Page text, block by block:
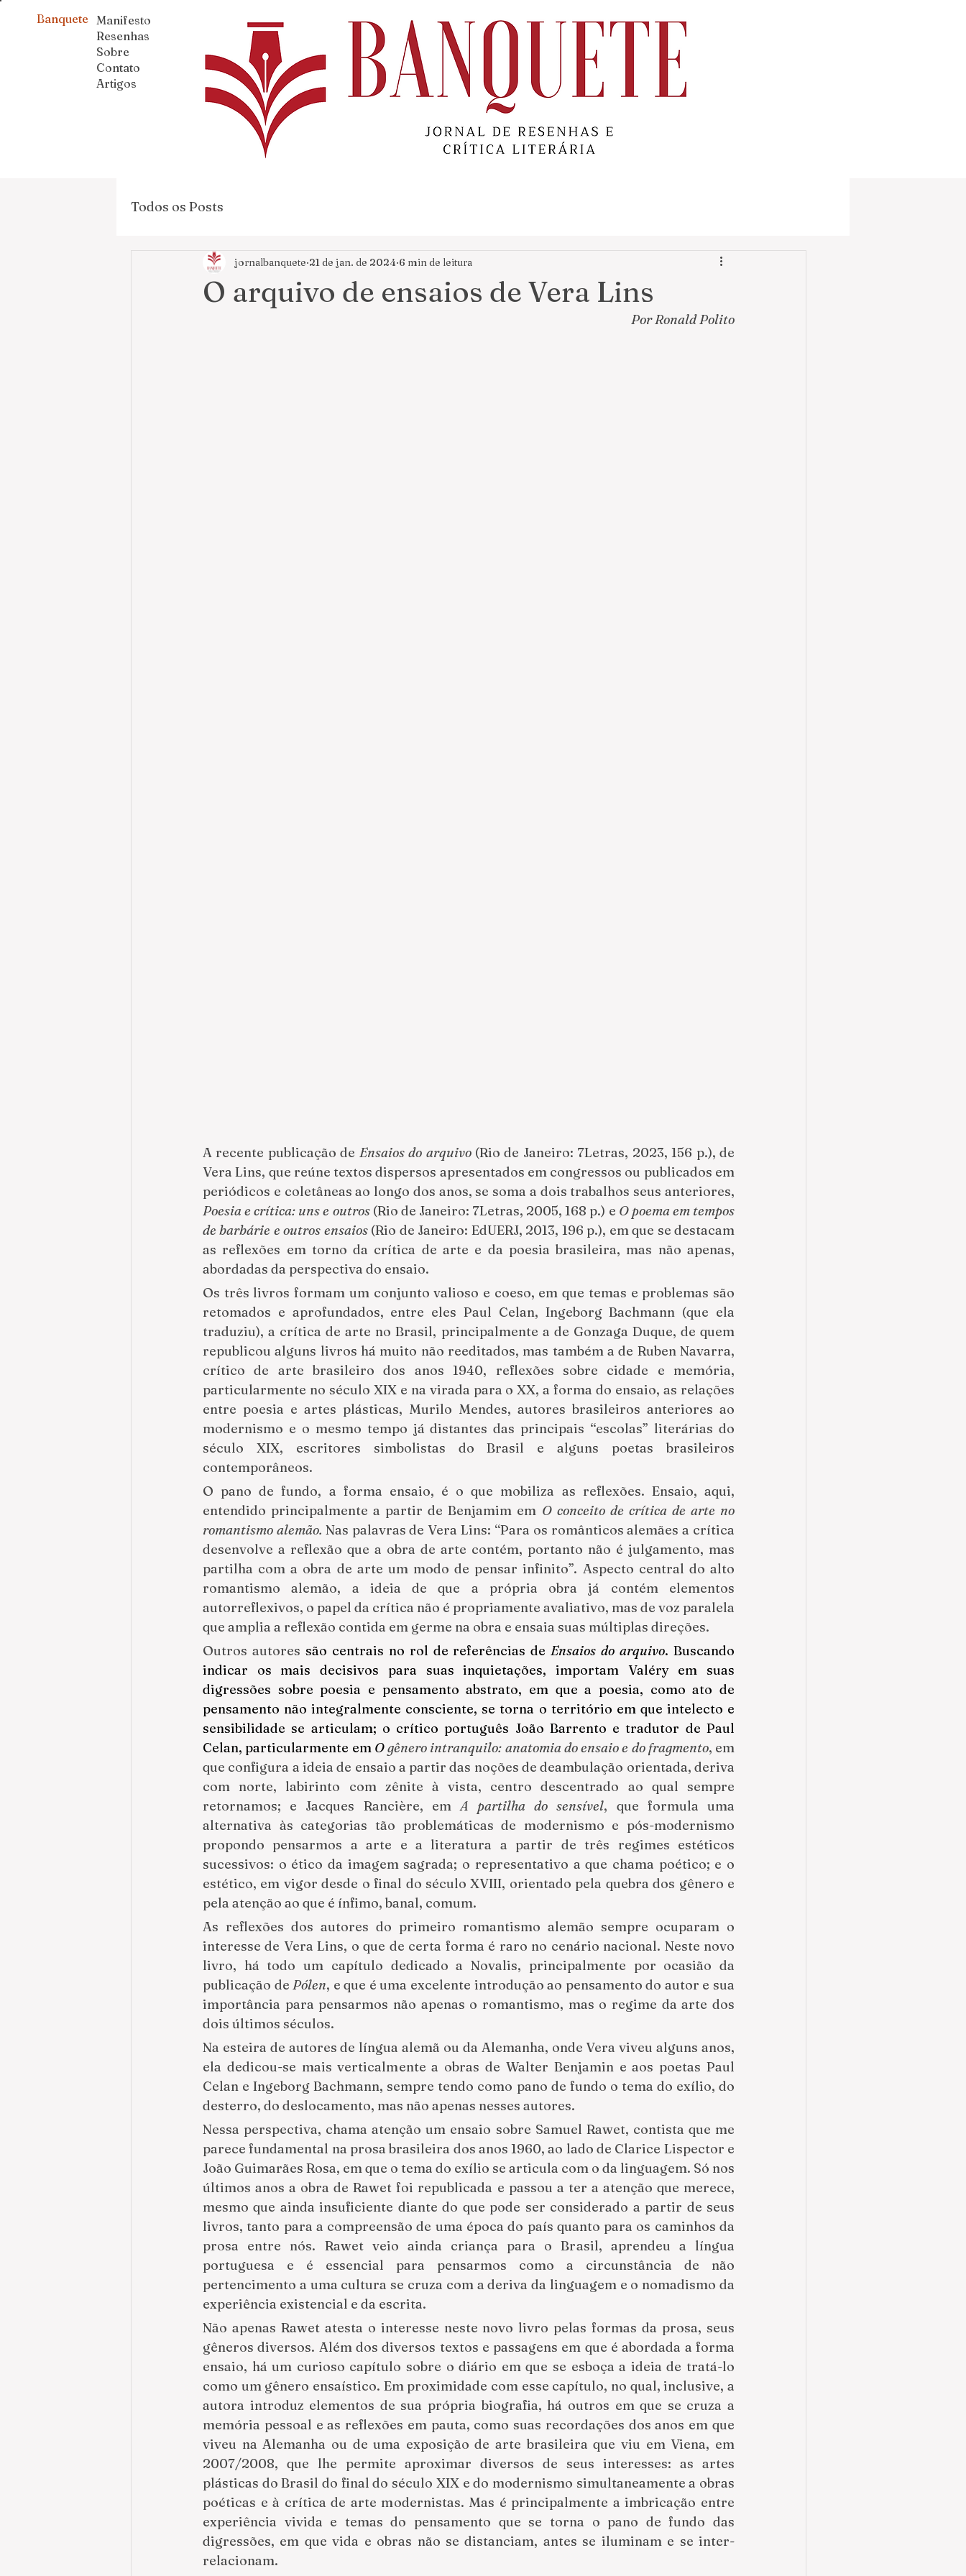
Banquete Manifesto
Resenhas
Sobre
Contato
Artigos
Todos os Posts
O arquivo de ensaios de Vera Lins
jornalbanquete 21 de jan. de 2024 6 min de leitura
Por Ronald Polito
A recente publicação de Ensaios do arquivo (Rio de Janeiro: 7Letras, 2023, 156 p.), de
Vera Lins, que reúne textos dispersos apresentados em congressos ou publicados em
Poesia e crítica: uns e outros (Rio de Janeiro: 7Letras, 2005, 168 p.) e O poema em tempos
de barbárie e outros ensaios (Rio de Janeiro: EdUERJ, 2013, 196 p.), em que se destacam
as reflexões em torno da crítica de arte e da poesia brasileira, mas não apenas,
abordadas da perspectiva do ensaio.
Os três livros formam um conjunto valioso e coeso, em que temas e problemas são
retomados e aprofundados, entre eles Paul Celan, Ingeborg Bachmann (que ela
traduziu), a crítica de arte no Brasil, principalmente a de Gonzaga Duque, de quem
republicou alguns livros há muito não reeditados, mas também a de Ruben Navarra,
crítico de arte brasileiro dos anos 1940, reflexões sobre cidade e memória,
particularmente no século XIX e na virada para o XX, a forma do ensaio, as relações
entre poesia e artes plásticas, Murilo Mendes, autores brasileiros anteriores ao
modernismo e o mesmo tempo já distantes das principais “escolas” literárias do
século XIX, escritores simbolistas do Brasil e alguns poetas brasileiros
contemporâneos.
O pano de fundo, a forma ensaio, é o que mobiliza as reflexões. Ensaio, aqui,
entendido principalmente a partir de Benjamim em O conceito de crítica de arte no
romantismo alemão. Nas palavras de Vera Lins: “Para os românticos alemães a crítica
desenvolve a reflexão que a obra de arte contém, portanto não é julgamento, mas
partilha com a obra de arte um modo de pensar infinito”. Aspecto central do alto
romantismo alemão, a ideia de que a própria obra já contém elementos
autorreflexivos, o papel da crítica não é propriamente avaliativo, mas de voz paralela
que amplia a reflexão contida em germe na obra e ensaia suas múltiplas direções.
Outros autores são centrais no rol de referências de Ensaios do arquivo. Buscando
indicar os mais decisivos para suas inquietações, importam Valéry em suas
digressões sobre poesia e pensamento abstrato, em que a poesia, como ato de
pensamento não integralmente consciente, se torna o território em que intelecto e
sensibilidade se articulam; o crítico português João Barrento e tradutor de Paul
Celan, particularmente em O gênero intranquilo: anatomia do ensaio e do fragmento, em
que configura a ideia de ensaio a partir das noções de deambulação orientada, deriva
com norte, labirinto com zênite à vista, centro descentrado ao qual sempre
retornamos; e Jacques Rancière, em A partilha do sensível, que formula uma
alternativa às categorias tão problemáticas de modernismo e pós-modernismo
propondo pensarmos a arte e a literatura a partir de três regimes estéticos
sucessivos: o ético da imagem sagrada; o representativo a que chama poético; e o
estético, em vigor desde o final do século XVIII, orientado pela quebra dos gênero e
pela atenção ao que é ínfimo, banal, comum.
As reflexões dos autores do primeiro romantismo alemão sempre ocuparam o
interesse de Vera Lins, o que de certa forma é raro no cenário nacional. Neste novo
livro, há todo um capítulo dedicado a Novalis, principalmente por ocasião da
publicação de Pólen, e que é uma excelente introdução ao pensamento do autor e sua
importância para pensarmos não apenas o romantismo, mas o regime da arte dos
dois últimos séculos.
Na esteira de autores de língua alemã ou da Alemanha, onde Vera viveu alguns anos,
ela dedicou-se mais verticalmente a obras de Walter Benjamin e aos poetas Paul
Celan e Ingeborg Bachmann, sempre tendo como pano de fundo o tema do exílio, do
desterro, do deslocamento, mas não apenas nesses autores.
Nessa perspectiva, chama atenção um ensaio sobre Samuel Rawet, contista que me
parece fundamental na prosa brasileira dos anos 1960, ao lado de Clarice Lispector e
João Guimarães Rosa, em que o tema do exílio se articula com o da linguagem. Só nos
últimos anos a obra de Rawet foi republicada e passou a ter a atenção que merece,
mesmo que ainda insuficiente diante do que pode ser considerado a partir de seus
livros, tanto para a compreensão de uma época do país quanto para os caminhos da
prosa entre nós. Rawet veio ainda criança para o Brasil, aprendeu a língua
portuguesa e é essencial para pensarmos como a circunstância de não
pertencimento a uma cultura se cruza com a deriva da linguagem e o nomadismo da
experiência existencial e da escrita.
Não apenas Rawet atesta o interesse neste novo livro pelas formas da prosa, seus
gêneros diversos. Além dos diversos textos e passagens em que é abordada a forma
ensaio, há um curioso capítulo sobre o diário em que se esboça a ideia de tratá-lo
como um gênero ensaístico. Em proximidade com esse capítulo, no qual, inclusive, a
autora introduz elementos de sua própria biografia, há outros em que se cruza a
memória pessoal e as reflexões em pauta, como suas recordações dos anos em que
viveu na Alemanha ou de uma exposição de arte brasileira que viu em Viena, em
2007/2008, que lhe permite aproximar diversos de seus interesses: as artes
plásticas do Brasil do final do século XIX e do modernismo simultaneamente a obras
poéticas e à crítica de arte modernistas. Mas é principalmente a imbricação entre
experiência vivida e temas do pensamento que se torna o pano de fundo das
digressões, em que vida e obras não se distanciam, antes se iluminam e se inter-
relacionam.